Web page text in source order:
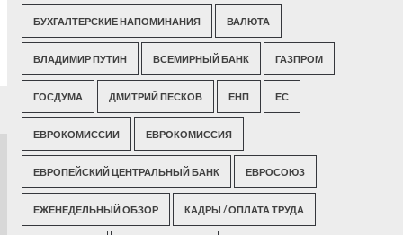
БУХГАЛТЕРСКИЕ НАПОМИНАНИЯ ВАЛЮТА
ВЛАДИМИР ПУТИН ВСЕМИРНЫЙ БАНК ГАЗПРОМ
ГОСДУМА ДМИТРИЙ ПЕСКОВ ЕНП ЕС
ЕВРОКОМИССИИ ЕВРОКОМИССИЯ
ЕВРОПЕЙСКИЙ ЦЕНТРАЛЬНЫЙ БАНК ЕВРОСОЮЗ
ЕЖЕНЕДЕЛЬНЫЙ ОБЗОР КАДРЫ / ОПЛАТА ТРУДА